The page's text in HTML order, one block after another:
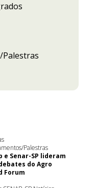
Palestras
e Senar-SP lideram
do Agro
Forum